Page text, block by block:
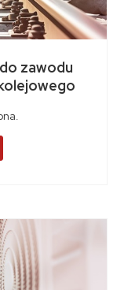
zawodu